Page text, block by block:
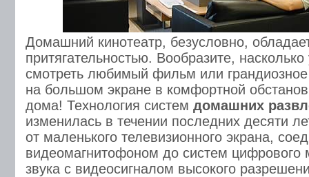
Домашний кинотеатр, безусловно,
притягательностью. Вообразите,
смотреть любимый фильм или
на большом экране в комфортной
дома! Технология систем домашних
изменилась в течении последних десяти
от маленького телевизионного экрана,
видеомагнитофоном до систем цифрового
звука с видеосигналом высокого